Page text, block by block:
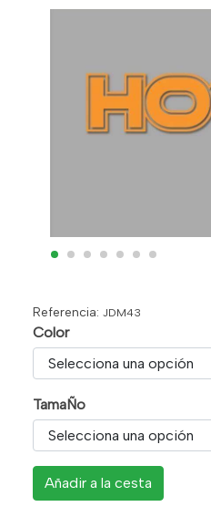
Referencia: JDM43
Color
TamaÑo
Añadir a la cesta